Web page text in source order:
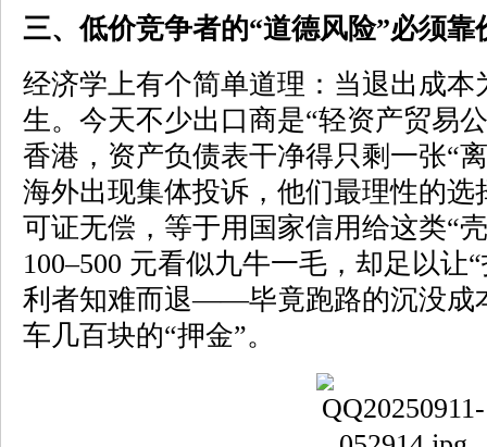
三、低价竞争者的“道德风险”必须靠
经济学上有个简单道理：当退出成
生。今天不少出口商是“轻资产贸易
香港，资产负债表干净得只剩一张“
海外出现集体投诉，他们最理性的
可证无偿，等于用国家信用给这类“
100–500 元看似九牛一毛，却足以让
利者知难而退——毕竟跑路的沉没成
车几百块的“押金”。